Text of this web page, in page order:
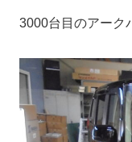
3000台目のアーク